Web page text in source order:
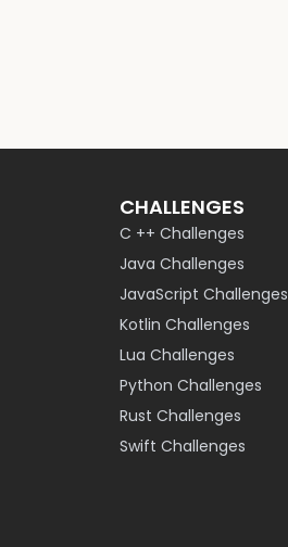
CHALLENGES
C ++ Challenges
Java Challenges
JavaScript Challenges
Kotlin Challenges
Lua Challenges
Python Challenges
Rust Challenges
Swift Challenges